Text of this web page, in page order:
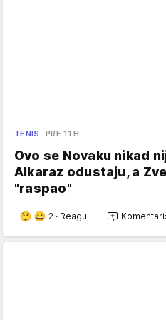
TENIS PRE 11 H
Ovo se Novaku nikad
Alkaraz odustaju, a
"raspao"
2 · Reaguj